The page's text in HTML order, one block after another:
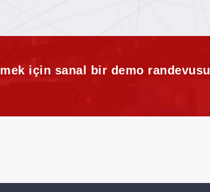
için sanal bir demo randevusu